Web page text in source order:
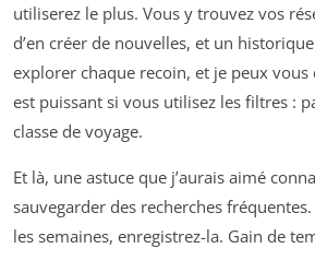
utiliserez le plus. Vous y trouvez vos
d’en créer de nouvelles, et un
explorer chaque recoin, et je peux
est puissant si vous utilisez les filtres :
classe de voyage.
Et là, une astuce que j’aurais aimé
sauvegarder des recherches
les semaines, enregistrez-la. Gain de